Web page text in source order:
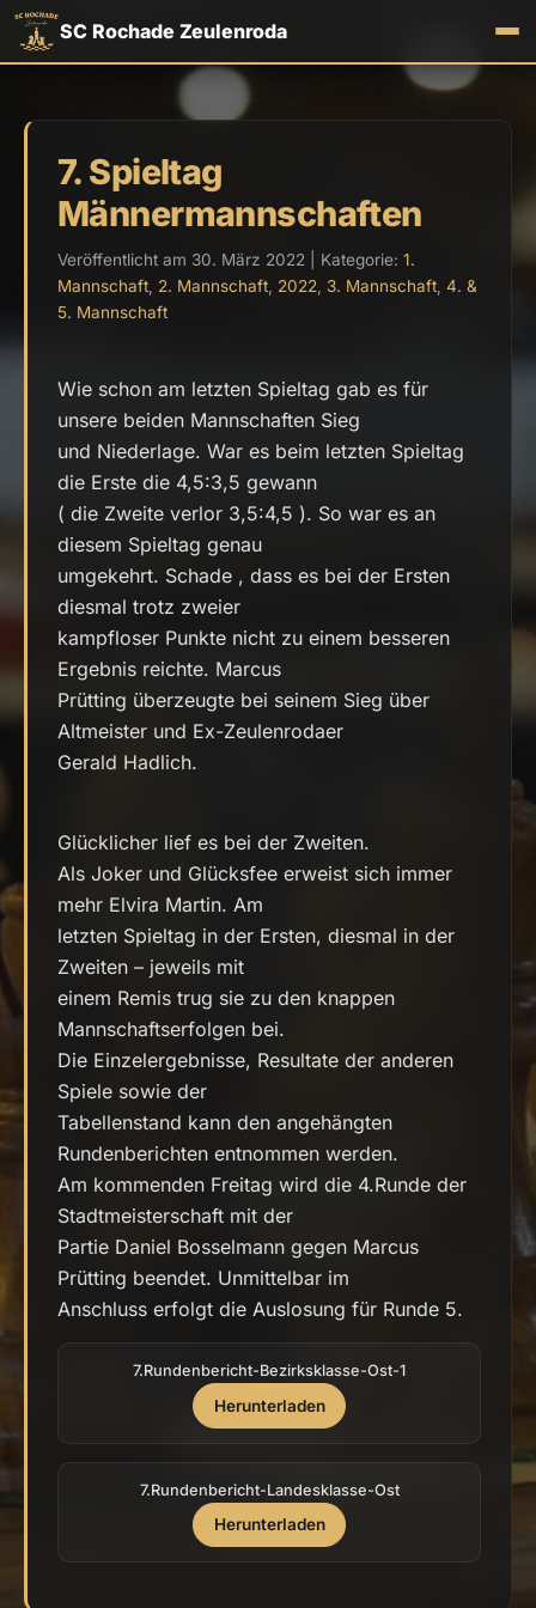
SC Rochade Zeulenroda
7. Spieltag
Männermannschaften
Veröffentlicht am 30. März 2022 | Kategorie: 1.
Mannschaft 2. Mannschaft 2022 3. Mannschaft 4. &
5. Mannschaft
Wie schon am letzten Spieltag gab es für
unsere beiden Mannschaften Sieg
und Niederlage. War es beim letzten Spieltag
die Erste die 4,5:3,5 gewann
( die Zweite verlor 3,5:4,5 ). So war es an
diesem Spieltag genau
umgekehrt. Schade , dass es bei der Ersten
diesmal trotz zweier
kampfloser Punkte nicht zu einem besseren
Ergebnis reichte. Marcus
Prütting überzeugte bei seinem Sieg über
Altmeister und Ex-Zeulenrodaer
Gerald Hadlich.
Glücklicher lief es bei der Zweiten.
Als Joker und Glücksfee erweist sich immer
mehr Elvira Martin. Am
letzten Spieltag in der Ersten, diesmal in der
Zweiten – jeweils mit
einem Remis trug sie zu den knappen
Mannschaftserfolgen bei.
Die Einzelergebnisse, Resultate der anderen
Spiele sowie der
Tabellenstand kann den angehängten
Rundenberichten entnommen werden.
Am kommenden Freitag wird die 4.Runde der
Stadtmeisterschaft mit der
Partie Daniel Bosselmann gegen Marcus
Prütting beendet. Unmittelbar im
Anschluss erfolgt die Auslosung für Runde 5.
7.Rundenbericht-Bezirksklasse-Ost-1
Herunterladen
7.Rundenbericht-Landesklasse-Ost
Herunterladen